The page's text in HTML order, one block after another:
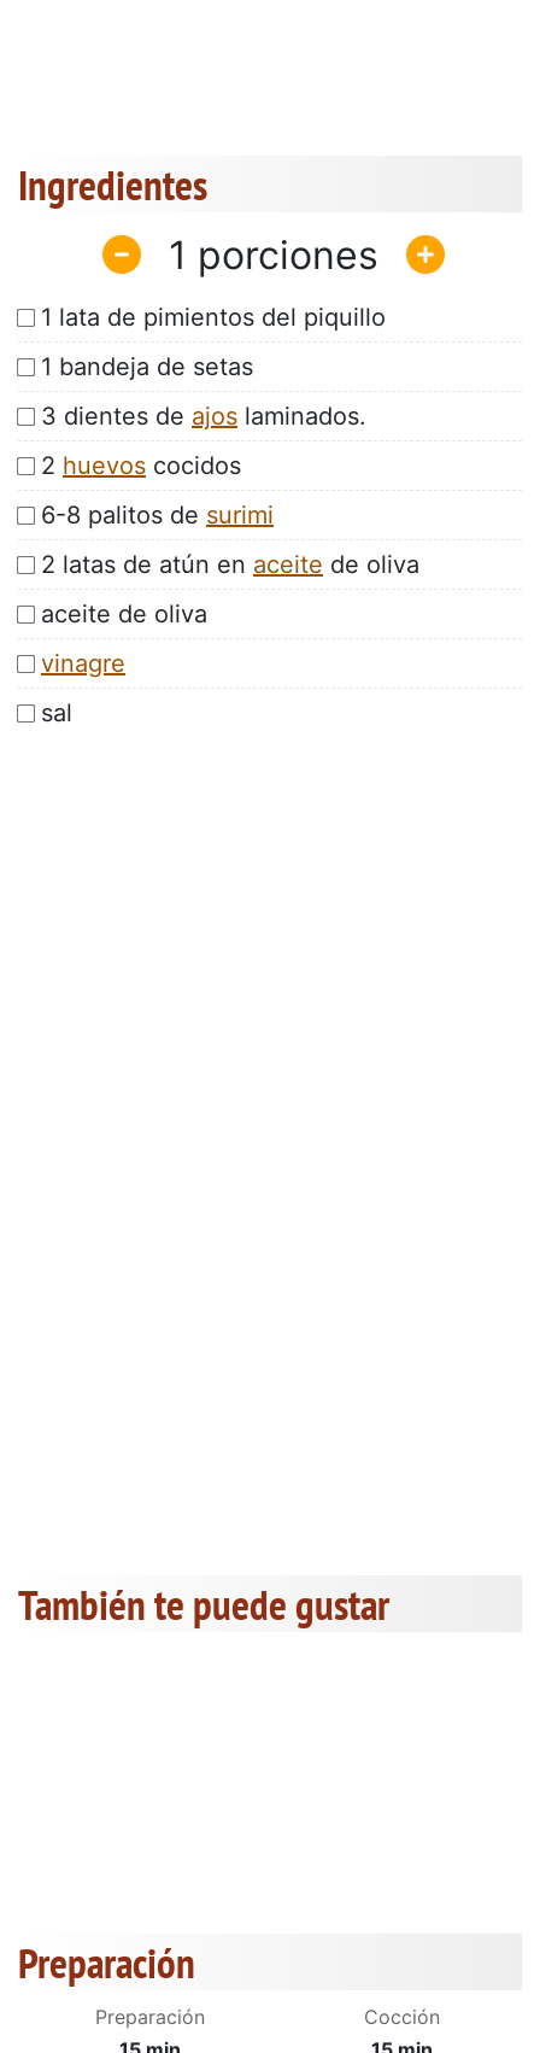
Ingredientes
1
1 lata de pimientos del piquillo
1 bandeja de setas
3 dientes de ajos laminados.
2 huevos cocidos
6-8 palitos de surimi
2 latas de atún en aceite de oliva
aceite de oliva
vinagre
sal
También te puede gustar
Preparación
Preparación
Cocción